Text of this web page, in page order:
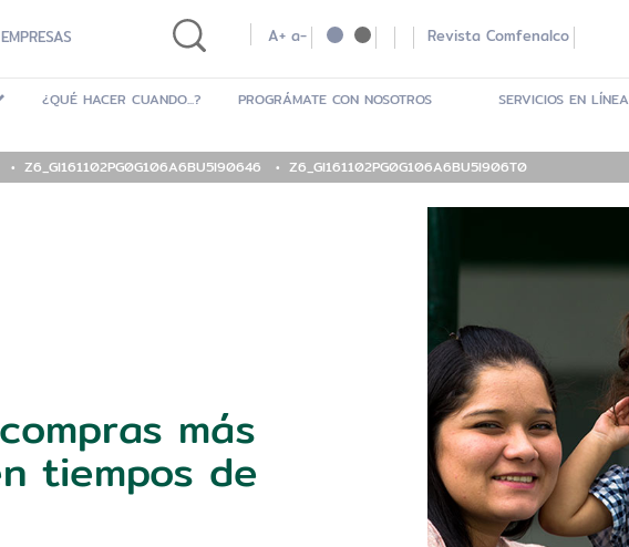
EMPRESAS A+ a- Revista Comfenalco
¿QUÉ HACER CUANDO...? PROGRÁMATE CON NOSOTROS SERVICIOS EN LÍNEA
Z6_GI161102PG0G106A6BU5I90646 Z6_GI161102PG0G106A6BU5I906T0
más
tiempos de